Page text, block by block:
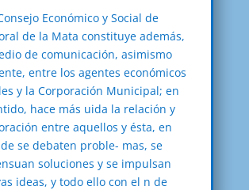
Económico y Social de
de la Mata constituye además,
de comunicación, asimismo
entre los agentes económicos
y la Corporación Municipal; en
hace más uida la relación y
entre aquellos y ésta, en
se debaten proble- mas, se
soluciones y se impulsan
ideas, y todo ello con el n de